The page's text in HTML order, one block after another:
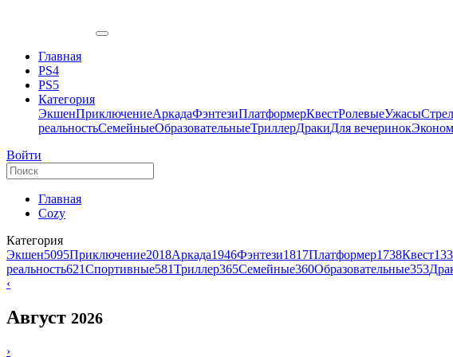
Главная
PS4
PS5
Категория
ЭкшенПриключениеАркадаФэнтезиПлатформерКвестРолевыеУжасы
реальностьСемейныеОбразовательныеТриллерДракиДля вечеринок
Войти
Главная
Cozy
Категория
Экшен5095Приключение2018Аркада1946Фэнтези1817Платформер1738Квест
реальность621Спортивные581Триллер365Семейные360Образовательные353
‹
Август 2026
›